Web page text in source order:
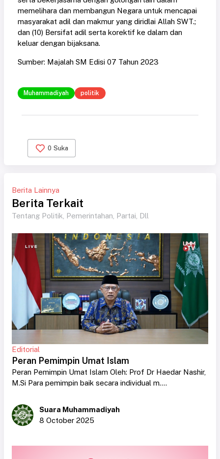
memelihara dan membangun Negara untuk mencapai
masyarakat adil dan makmur yang diridlai Allah SWT.;
dan (10) Bersifat adil serta korektif ke dalam dan
keluar dengan bijaksana.
Sumber: Majalah SM Edisi 07 Tahun 2023
Muhammadiyah politik
0 Suka
Berita Lainnya
Berita Terkait
Tentang Politik, Pemerintahan, Partai, Dll
Editorial
Peran Pemimpin Umat Islam
Peran Pemimpin Umat Islam Oleh: Prof Dr Haedar Nashir,
M.Si Para pemimpin baik secara individual m....
Suara Muhammadiyah
8 October 2025